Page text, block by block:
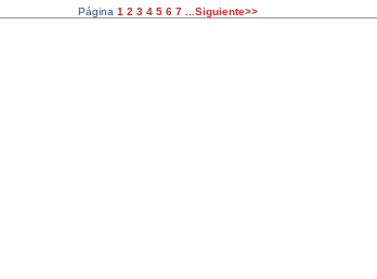
Página 1 2 3 4 5 6 7 ...Siguiente>>